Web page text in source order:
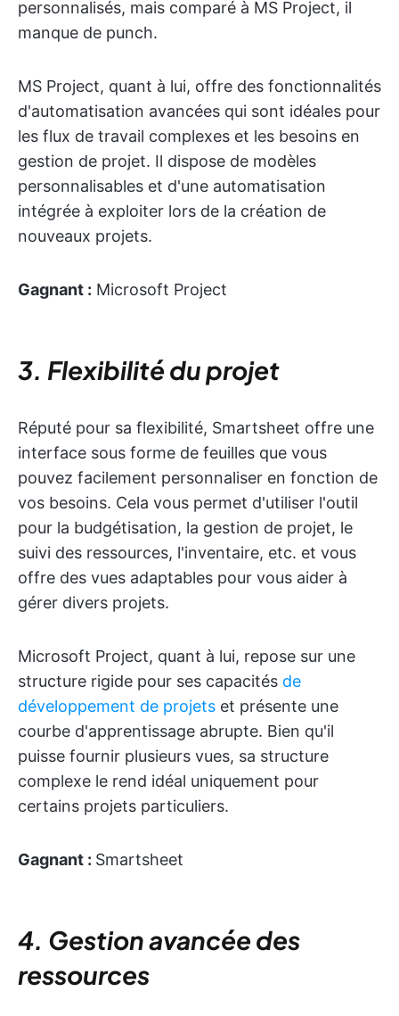
personnalisés, mais comparé à MS Project, il
manque de punch.
MS Project, quant à lui, offre des fonctionnalités
d'automatisation avancées qui sont idéales pour
les flux de travail complexes et les besoins en
gestion de projet. Il dispose de modèles
personnalisables et d'une automatisation
intégrée à exploiter lors de la création de
nouveaux projets.
Gagnant : Microsoft Project
3. Flexibilité du projet
Réputé pour sa flexibilité, Smartsheet offre une
interface sous forme de feuilles que vous
pouvez facilement personnaliser en fonction de
vos besoins. Cela vous permet d'utiliser l'outil
pour la budgétisation, la gestion de projet, le
suivi des ressources, l'inventaire, etc. et vous
offre des vues adaptables pour vous aider à
gérer divers projets.
Microsoft Project, quant à lui, repose sur une
structure rigide pour ses capacités de
développement de projets et présente une
courbe d'apprentissage abrupte. Bien qu'il
puisse fournir plusieurs vues, sa structure
complexe le rend idéal uniquement pour
certains projets particuliers.
Gagnant : Smartsheet
4. Gestion avancée des
ressources